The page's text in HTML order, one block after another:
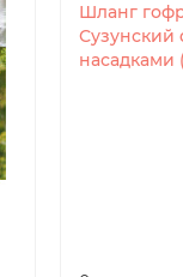
Шланг
Сузунский
насадками